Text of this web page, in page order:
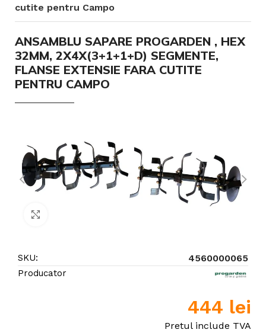
cutite pentru Campo
ANSAMBLU SAPARE PROGARDEN , HEX
32MM, 2X4X(3+1+1+D) SEGMENTE,
FLANSE EXTENSIE FARA CUTITE
PENTRU CAMPO
SKU: 4560000065
Producator
444 lei
Pretul include TVA